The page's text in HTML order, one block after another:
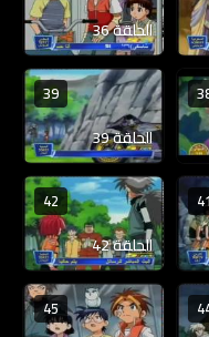
الحلقة 36
39
الحلقة 39
42
الحلقة 42
45